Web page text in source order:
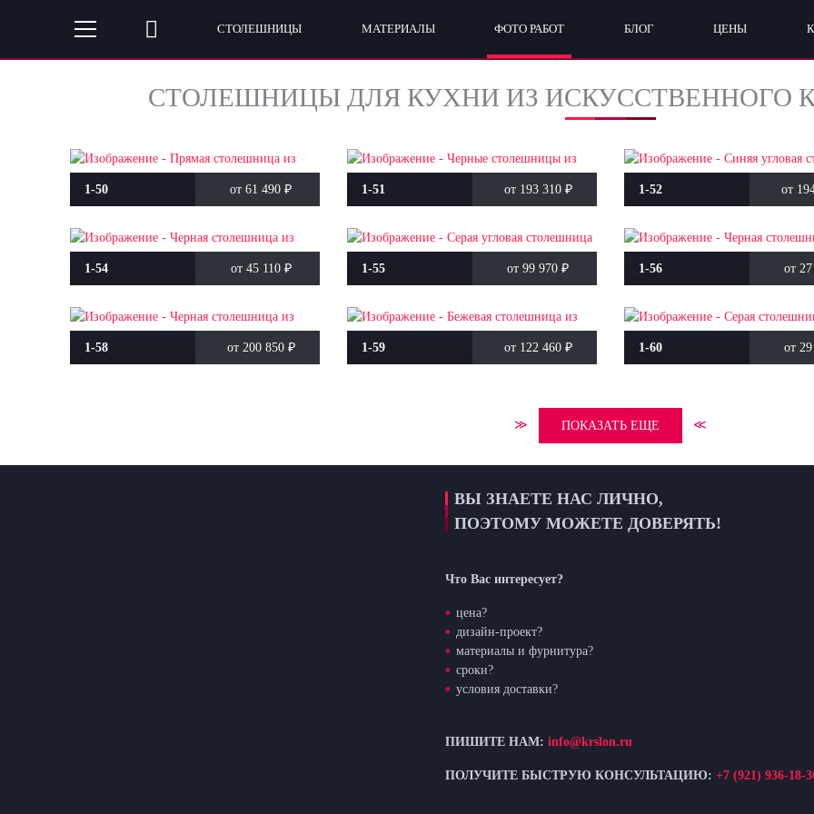
СТОЛЕШНИЦЫ МАТЕРИАЛЫ ФОТО РАБОТ БЛОГ ЦЕНЫ
СТОЛЕШНИЦЫ ДЛЯ КУХНИ ИЗ ИСКУССТВЕННОГО
1-50 от 61 490 ₽ 1-51 от 193 310 ₽ 1-52 от
1-54 от 45 110 ₽ 1-55 от 99 970 ₽ 1-56 от
1-58 от 200 850 ₽ 1-59 от 122 460 ₽ 1-60 от
≫ ПОКАЗАТЬ ЕЩЕ ≪
ВЫ ЗНАЕТЕ НАС ЛИЧНО,
ПОЭТОМУ МОЖЕТЕ ДОВЕРЯТЬ!
Что Вас интересует?
цена?
дизайн-проект?
материалы и фурнитура?
сроки?
условия доставки?
ПИШИТЕ НАМ: info@krslon.ru
ПОЛУЧИТЕ БЫСТРУЮ КОНСУЛЬТАЦИЮ: +7 (921) 936-18-